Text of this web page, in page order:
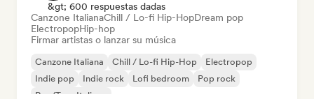
&gt; 600 respuestas dadas
Canzone ItalianaChill / Lo-fi Hip-HopDream pop
ElectropopHip-hop
Firmar artistas o lanzar su música
Canzone Italiana Chill / Lo-fi Hip-Hop
Electropop
Indie pop
Indie rock Lofi bedroom
Pop rock
Rap/Trap Italiano